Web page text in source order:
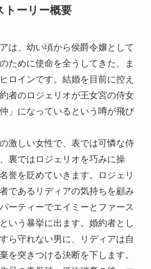
トーリー概要
は、幼い頃から侯爵令嬢として
ために使命を全うしてきた、ま
ロインです。結婚を目前に控え
者のロジェリオが王女宮の侍女
」になっているという噂が飛び
激しい女性で、表では可憐な侍
裏ではロジェリオを巧みに操
誉を貶めていきます。ロジェリ
であるリディアの気持ちを顧み
ーティーでエイミーとファース
いう暴挙に出ます。婚約者とし
ら守れない男に、リディアは自
を突きつける決断を下します。